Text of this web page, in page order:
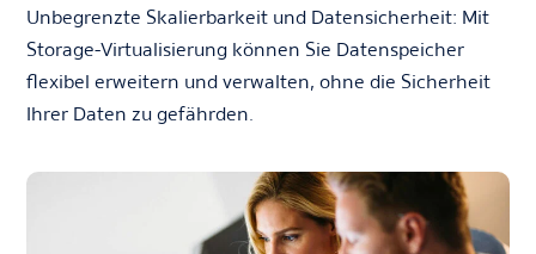
Unbegrenzte Skalierbarkeit und Datensicherheit: Mit
Storage-Virtualisierung können Sie Datenspeicher
flexibel erweitern und verwalten, ohne die Sicherheit
Ihrer Daten zu gefährden.